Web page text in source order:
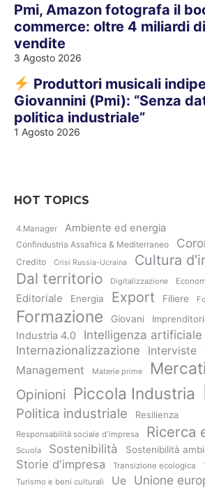
Pmi, Amazon fotografa il
commerce: oltre 4 miliardi
vendite
3 Agosto 2026
Produttori musicali
Giovannini (Pmi): “Senza
politica industriale”
1 Agosto 2026
HOT TOPICS
4.Manager Ambiente ed energia
Confindustria Assafrica & Mediterraneo
Credito Crisi Russia-Ucraina Cultura
Dal territorio Digitalizzazione
Editoriale Energia Export Filiere
Formazione Giovani
Industria 4.0
Intelligenza artificiale
Internazionalizzazione
Interviste
Management Materie prime
Opinioni Piccola Industria
Politica industriale Resilienza
Responsabilità sociale d'impresa Ricerca
Scuola Sostenibilità Sostenibilità
Storie d'impresa
Transizione ecologica
Turismo e beni culturali
Ue Unione